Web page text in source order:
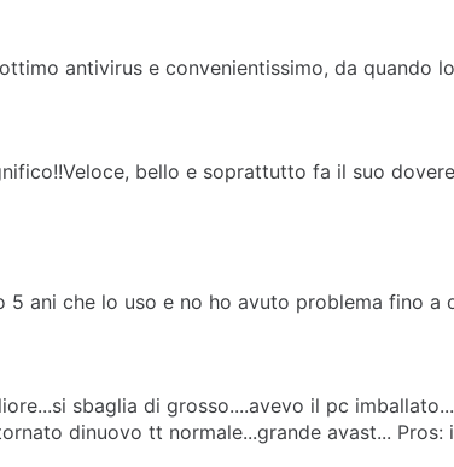
antivirus e convenientissimo, da quando
bello e soprattutto fa il suo
ani che lo uso e no ho avuto problema fino
sbaglia di grosso....avevo il pc
dinuovo tt normale...grande avast...